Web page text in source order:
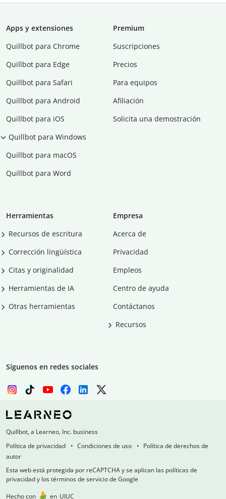
Apps y extensiones
Quillbot para Chrome
Quillbot para Edge
Quillbot para Safari
Quillbot para Android
Quillbot para iOS
Quillbot para Windows
Quillbot para macOS
Quillbot para Word
Premium
Suscripciones
Precios
Para equipos
Afiliación
Solicita una demostración
Herramientas
Recursos de escritura
Corrección lingüística
Citas y originalidad
Herramientas de IA
Otras herramientas
Empresa
Acerca de
Privacidad
Empleos
Centro de ayuda
Contáctanos
Recursos
Síguenos en redes sociales
Quillbot, a Learneo, Inc. business
Política de privacidad
Condiciones de uso
Política de derechos de
autor
Esta web está protegida por reCAPTCHA y se aplican las políticas de
privacidad y los términos de servicio de Google
Hecho con
en UIUC